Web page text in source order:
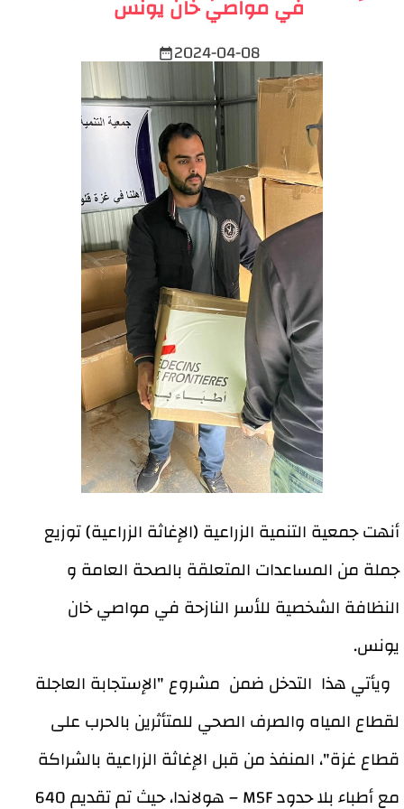
في مواصي خان يونس
2024-04-08
date_range
أنهت جمعية التنمية الزراعية (الإغاثة الزراعية) توزيع
جملة من المساعدات المتعلقة بالصحة العامة و
النظافة الشخصية للأسر النازحة في مواصي خان
يونس.
ويأتي هذا التدخل ضمن مشروع "الإستجابة العاجلة
لقطاع المياه والصرف الصحي للمتأثرين بالحرب على
قطاع غزة"، المنفذ من قبل الإغاثة الزراعية بالشراكة
مع أطباء بلا حدود MSF – هولاندا، حيث تم تقديم 640